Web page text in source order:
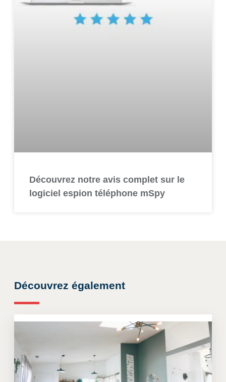
Découvrez notre avis complet sur le
logiciel espion téléphone mSpy
Découvrez également